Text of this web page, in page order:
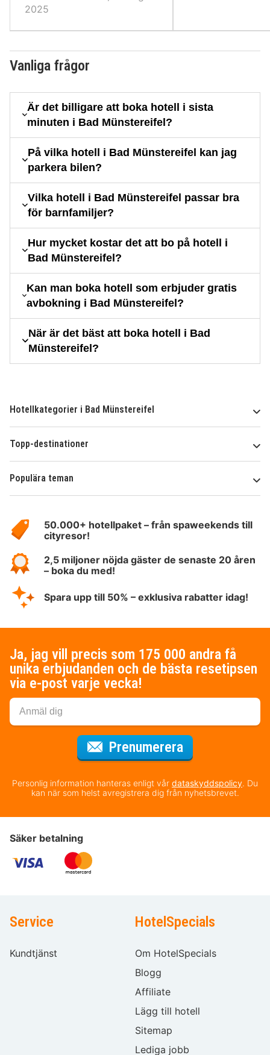
2025
Vanliga frågor
Är det billigare att boka hotell i sista
minuten i Bad Münstereifel?
På vilka hotell i Bad Münstereifel kan jag
parkera bilen?
Vilka hotell i Bad Münstereifel passar bra
för barnfamiljer?
Hur mycket kostar det att bo på hotell i
Bad Münstereifel?
Kan man boka hotell som erbjuder gratis
avbokning i Bad Münstereifel?
När är det bäst att boka hotell i Bad
Münstereifel?
Hotellkategorier i Bad Münstereifel
Topp-destinationer
Populära teman
HotelSpecials50.000+ hotellpaket – från spaweekends till
cityresor!
2,5 miljoner nöjda gäster de senaste 20 åren
– boka du med!
Spara upp till 50% – exklusiva rabatter idag!
Ja, jag vill precis som 175 000 andra få
unika erbjudanden och de bästa resetipsen
via e-post varje vecka!
Prenumerera
Personlig information hanteras enligt vår dataskyddspolicy. Du
kan när som helst avregistrera dig från nyhetsbrevet.
Säker betalning
Service
Kundtjänst
HotelSpecials
Om HotelSpecials
Blogg
Affiliate
Lägg till hotell
Sitemap
Lediga jobb